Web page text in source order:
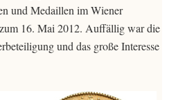
und Medaillen im Wiener
16. Mai 2012. Auffällig war die
und das große Interesse